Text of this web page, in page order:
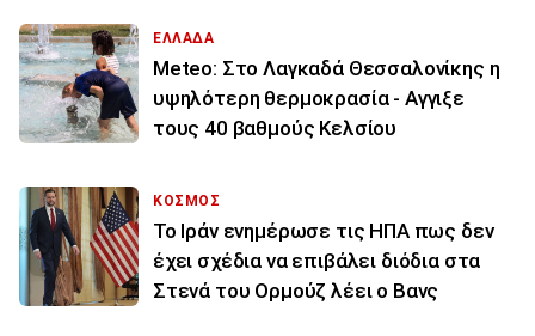
ΕΛΛΑΔΑ
Meteo: Στο Λαγκαδά Θεσσαλονίκης η
υψηλότερη θερμοκρασία - Αγγιξε
τους 40 βαθμούς Κελσίου
ΚΟΣΜΟΣ
To Ιράν ενημέρωσε τις ΗΠΑ πως δεν
έχει σχέδια να επιβάλει διόδια στα
Στενά του Ορμούζ λέει ο Βανς